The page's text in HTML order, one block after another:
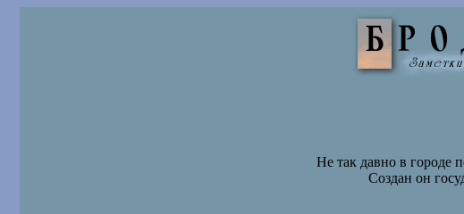
Не так давно в городе
Создан он